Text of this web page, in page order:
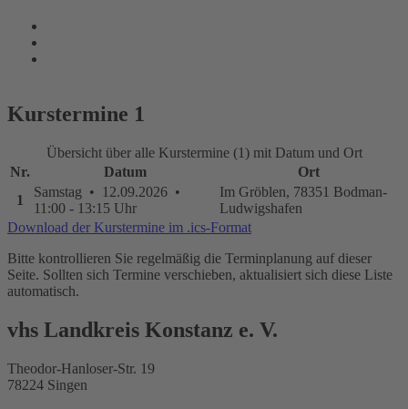
Kurstermine 1
Übersicht über alle Kurstermine (1) mit Datum und Ort
Nr.
Datum
Ort
1
Samstag • 12.09.2026 •
11:00 - 13:15 Uhr
Im Gröblen, 78351 Bodman-
Ludwigshafen
Download der Kurstermine im .ics-Format
Bitte kontrollieren Sie regelmäßig die Terminplanung auf dieser
Seite. Sollten sich Termine verschieben, aktualisiert sich diese Liste
automatisch.
vhs Landkreis Konstanz e. V.
Theodor-Hanloser-Str. 19
78224 Singen